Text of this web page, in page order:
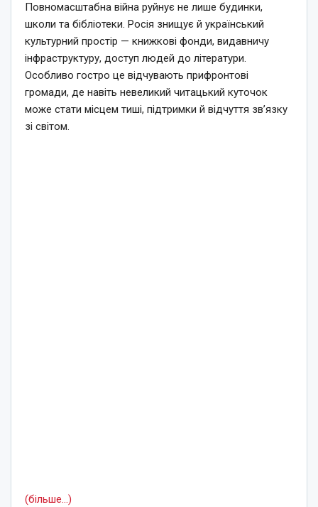
Повномасштабна війна руйнує не лише будинки,
школи та бібліотеки. Росія знищує й український
культурний простір — книжкові фонди, видавничу
інфраструктуру, доступ людей до літератури.
Особливо гостро це відчувають прифронтові
громади, де навіть невеликий читацький куточок
може стати місцем тиші, підтримки й відчуття зв’язку
зі світом.
(більше…)